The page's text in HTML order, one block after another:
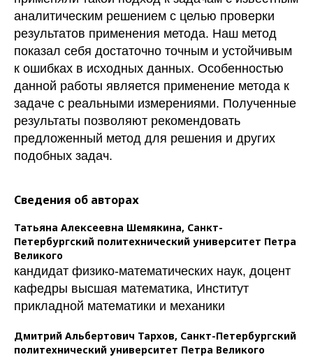
аналитическим решением с целью проверки
результатов применения метода. Наш метод
показал себя достаточно точным и устойчивым
к ошибках в исходных данных. Особенностью
данной работы является применение метода к
задаче с реальными измерениями. Полученные
результаты позволяют рекомендовать
предложенный метод для решения и других
подобных задач.
Сведения об авторах
Татьяна Алексеевна Шемякина, Санкт-
Петербургский политехнический университет Петра
Великого
кандидат физико-математических наук, доцент
кафедры высшая математика, Институт
прикладной математики и механики
Дмитрий Альбертович Тархов, Санкт-Петербургский
политехнический университет Петра Великого